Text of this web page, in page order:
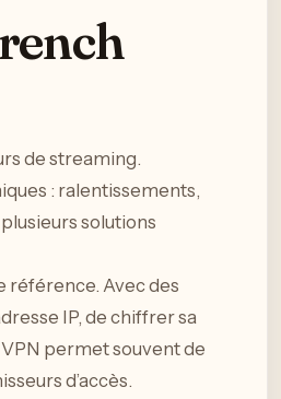
de streaming.
: ralentissements,
solutions
référence. Avec des
IP, de chiffrer sa
permet souvent de
d’accès.